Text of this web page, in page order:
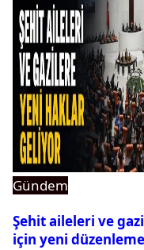
Gündem
Şehit aileleri ve
için yeni düzenleme